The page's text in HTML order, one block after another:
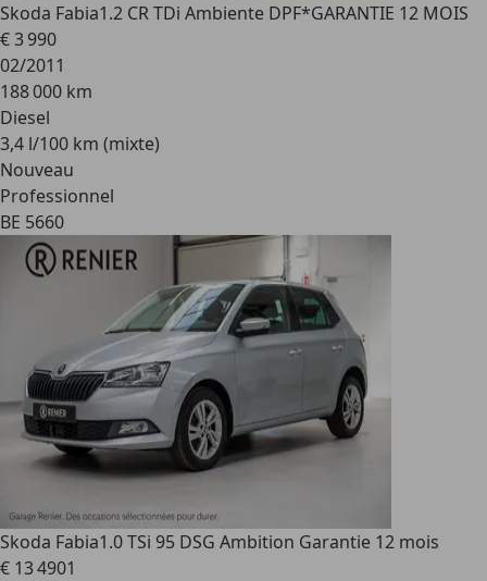
Skoda Fabia1.2 CR TDi Ambiente DPF*GARANTIE 12 MOIS
€ 3 990
02/2011
188 000 km
Diesel
3,4 l/100 km (mixte)
Nouveau
Professionnel
BE 5660
Skoda Fabia1.0 TSi 95 DSG Ambition Garantie 12 mois
€ 13 4901